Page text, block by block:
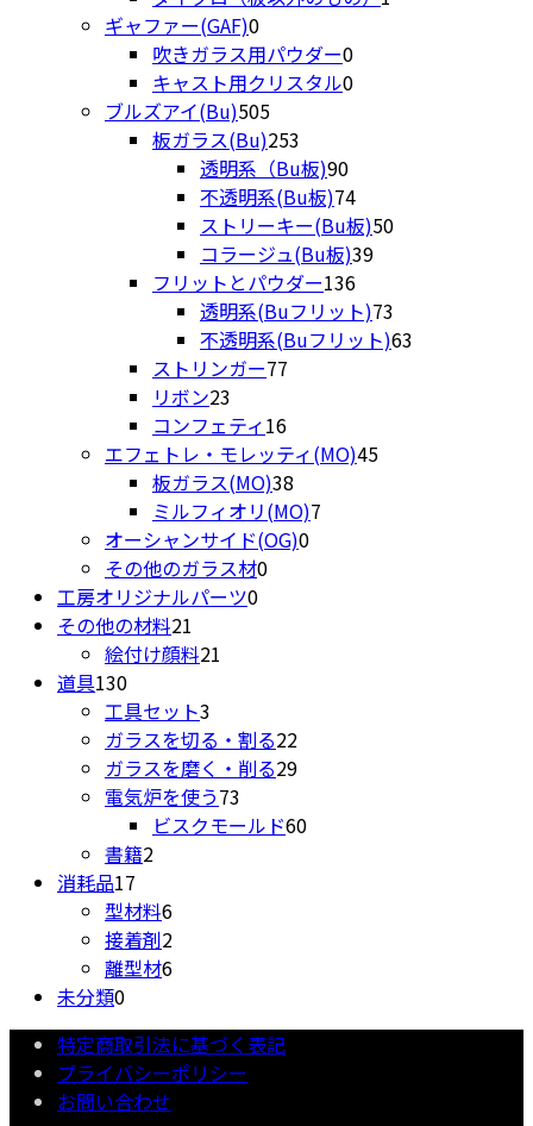
ギャファー(GAF)00
個
の
商
品
吹きガラス用パウダー00
個
キャスト用クリスタル00
品
ブルズアイ(Bu)505505
個
の
商
品
板ガラス(Bu)253
個
の
商
品
透明系（Bu板)9090
個
の
商
品
不透明系(Bu板)7474
個
の
商
品
ストリーキー(Bu板)5050
品
コラージュ(Bu板)3939
の
商
フリットとパウダー136136
個
の
透明系(Buフリット)73
個
不透明系(Buフリット)63
ストリンガー77
商
品
リボン23
個
の
商
品
コンフェティ1616
個
の
商
品
エフェトレ・モレッティ(MO)4545
板ガラス(MO)38
個
の
ミルフィオリ(MO)7
オーシャンサイド(OG)00
その他のガラス材00
工房オリジナルパーツ00
その他の材料21
個
商
品
絵付け顔料21
商
品
道具130130
個
の
商
品
工具セット3
個
の
商
品
ガラスを切る・割る2222
個
商
ガラスを磨く・削る2929
の
電気炉を使う73
個
ビスクモールド6060
書籍22
の
商
品
消耗品17
個
の
商
型材料66
個
の
品
接着剤22
個
商
品
離型材66
の
商
品
未分類00
個
の
商
品
特定商取引法に基づく表記
プライバシーポリシー
お問い合わせ